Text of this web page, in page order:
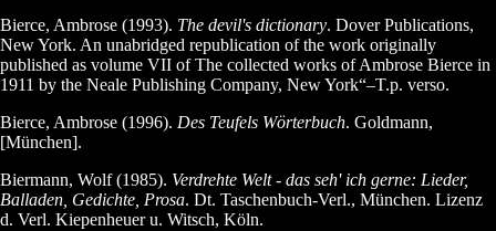
Bierce, Ambrose (1993). The devil's dictionary. Dover Publications,
New York. An unabridged republication of the work originally
published as volume VII of The collected works of Ambrose Bierce in
1911 by the Neale Publishing Company, New York“–T.p. verso.
Bierce, Ambrose (1996). Des Teufels Wörterbuch. Goldmann,
[München].
Biermann, Wolf (1985). Verdrehte Welt - das seh' ich gerne: Lieder,
Balladen, Gedichte, Prosa. Dt. Taschenbuch-Verl., München. Lizenz
d. Verl. Kiepenheuer u. Witsch, Köln.